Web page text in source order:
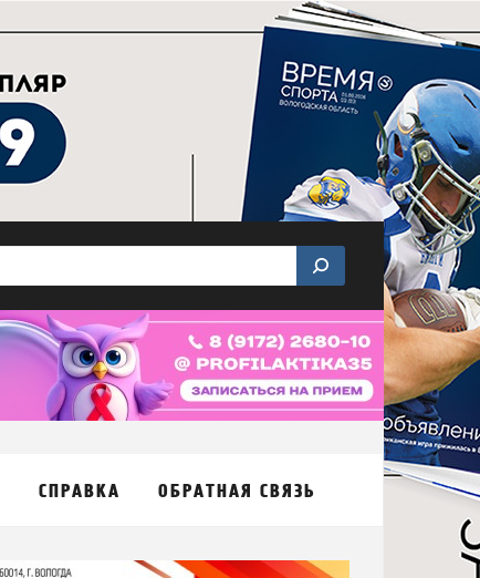
СПРАВКА ОБРАТНАЯ СВЯЗЬ